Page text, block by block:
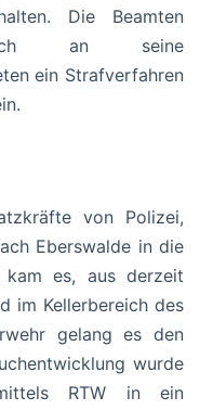
Die Beamten
an seine
ein Strafverfahren
von Polizei,
Eberswalde in die
kam es, aus derzeit
im Kellerbereich des
gelang es den
wurde
RTW in ein